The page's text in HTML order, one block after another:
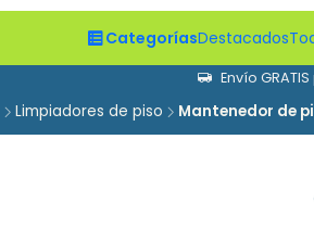
CategoríasDestacados
Envío
Limpiadores de piso Mantenedor de